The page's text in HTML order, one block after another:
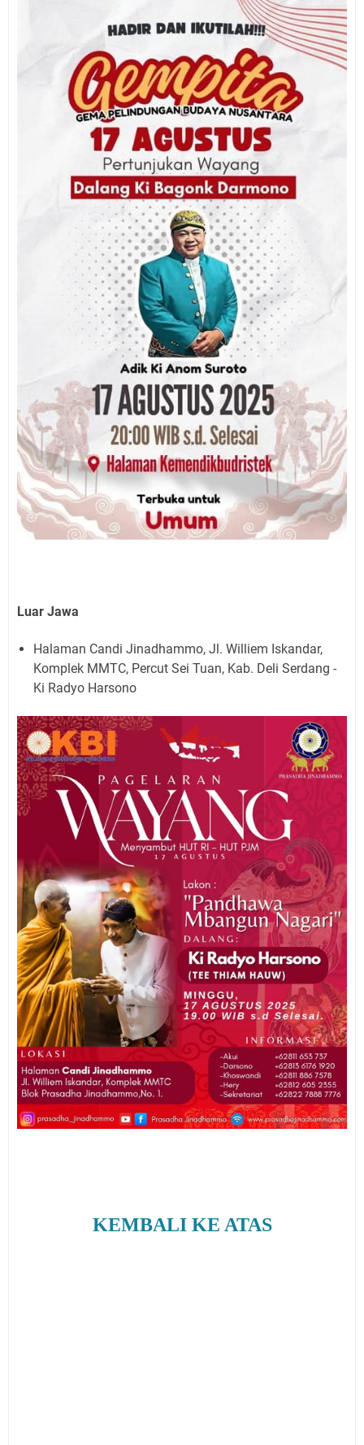
Luar Jawa
Halaman Candi Jinadhammo, Jl. Williem Iskandar,
Komplek MMTC, Percut Sei Tuan, Kab. Deli Serdang -
Ki Radyo Harsono
KEMBALI KE ATAS